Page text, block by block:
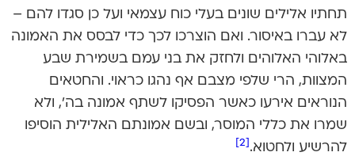
תחתיו אלילים שונים בעלי כוח עצמאי ועל כן סגדו להם –
לא עברו באיסור. ואם הוצרכו לכך כדי לבסס את האמונה
באלוהי האלוהים ולחזק את בני עמם בשמירת שבע
המצוות, הרי שלפי מצבם אף נהגו כראוי. והחטאים
הנוראים אירעו כאשר הפסיקו לשתף אמונה בה’, ולא
שמרו את כללי המוסר, ובשם אמונתם האלילית הוסיפו
להרשיע ולחטוא.